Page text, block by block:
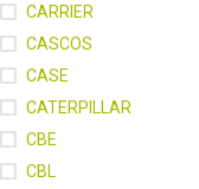
CARRIER
CASCOS
CASE
CATERPILLAR
CBE
CBL